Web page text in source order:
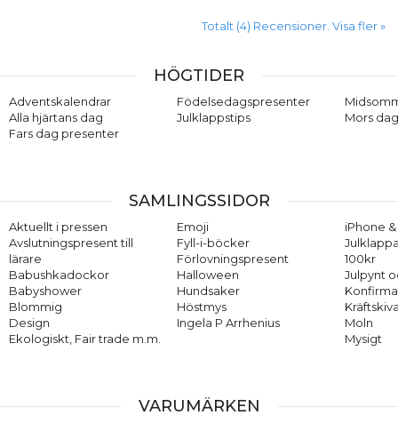
Totalt (4) Recensioner. Visa fler »
HÖGTIDER
Adventskalendrar
Alla hjärtans dag
Fars dag presenter
Födelsedagspresenter
Julklappstips
Mors
SAMLINGSSIDOR
Aktuellt i pressen
Avslutningspresent till
lärare
Babushkadockor
Babyshower
Blommig
Design
Ekologiskt, Fair trade m.m.
Emoji
Fyll-i-böcker
Förlovningspresent
Halloween
Hundsaker
Höstmys
Ingela P Arrhenius
iPhone
100kr
Julpynt
Moln
Mysigt
VARUMÄRKEN